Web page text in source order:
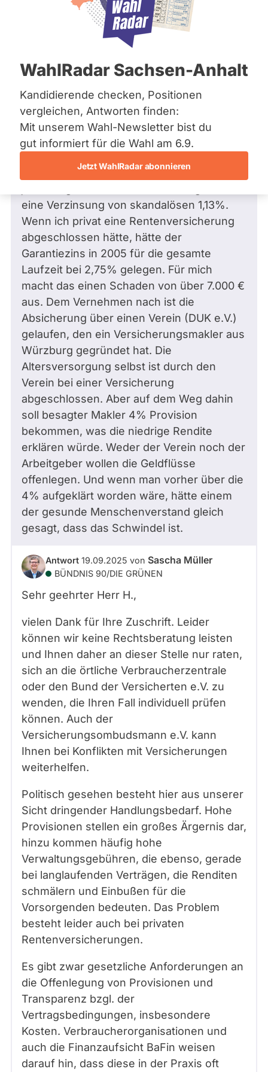
Bremen
Hamburg
Mecklenburg-Vorpommern
Nordrhein-Westfalen
Saarland
Sachsen
Sachsen-Anhalt
Sachsen-Anhalt
Schleswig-Holstein
Thüringen
Archiv
Über uns
Spenden
WahlRadar Sachsen-Anhalt
Kandidierende checken, Positionen
vergleichen, Antworten finden:
Mit unserem Wahl-Newsletter bist du
gut informiert für die Wahl am 6.9.
Jetzt WahlRadar abonnieren
11.09.2025
Wie wird künftig Transparenz bei
Betrieblicher Altersversorgung und
Riesterrente gewährleistet? Muss ich
erst mit Anwaltskosten zum
Arbeitsgericht?
Mein Arbeitgeber aus dem Sozialbereich
Altersversorgung eingeführt. Die soll mir
eine Verzinsung von skandalösen 1,13%.
Wenn ich privat eine Rentenversicherung
abgeschlossen hätte, hätte der
Garantiezins in 2005 für die gesamte
Laufzeit bei 2,75% gelegen. Für mich
macht das einen Schaden von über 7.000 €
aus. Dem Vernehmen nach ist die
Absicherung über einen Verein (DUK e.V.)
gelaufen, den ein Versicherungsmakler aus
Würzburg gegründet hat. Die
Altersversorgung selbst ist durch den
Verein bei einer Versicherung
abgeschlossen. Aber auf dem Weg dahin
soll besagter Makler 4% Provision
bekommen, was die niedrige Rendite
erklären würde. Weder der Verein noch der
Arbeitgeber wollen die Geldflüsse
offenlegen. Und wenn man vorher über die
4% aufgeklärt worden wäre, hätte einem
der gesunde Menschenverstand gleich
gesagt, dass das Schwindel ist.
Antwort 19.09.2025 von Sascha Müller
BÜNDNIS 90/­DIE GRÜNEN
Sehr geehrter Herr H.,
vielen Dank für Ihre Zuschrift. Leider
können wir keine Rechtsberatung leisten
und Ihnen daher an dieser Stelle nur raten,
sich an die örtliche Verbraucherzentrale
oder den Bund der Versicherten e.V. zu
wenden, die Ihren Fall individuell prüfen
können. Auch der
Versicherungsombudsmann e.V. kann
Ihnen bei Konflikten mit Versicherungen
weiterhelfen.
Politisch gesehen besteht hier aus unserer
Sicht dringender Handlungsbedarf. Hohe
Provisionen stellen ein großes Ärgernis dar,
hinzu kommen häufig hohe
Verwaltungsgebühren, die ebenso, gerade
bei langlaufenden Verträgen, die Renditen
schmälern und Einbußen für die
Vorsorgenden bedeuten. Das Problem
besteht leider auch bei privaten
Rentenversicherungen.
Es gibt zwar gesetzliche Anforderungen an
die Offenlegung von Provisionen und
Transparenz bzgl. der
Vertragsbedingungen, insbesondere
Kosten. Verbraucherorganisationen und
auch die Finanzaufsicht BaFin weisen
darauf hin, dass diese in der Praxis oft